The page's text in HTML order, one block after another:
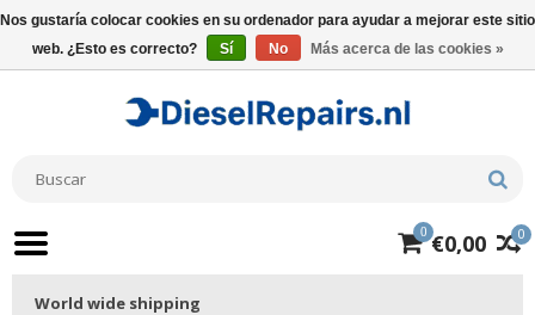
0
0 €0,00
World wide shipping
Nos gustaría colocar cookies en su ordenador para ayudar a mejorar este sitio
web. ¿Esto es correcto?
Sí No Más acerca de las cookies »